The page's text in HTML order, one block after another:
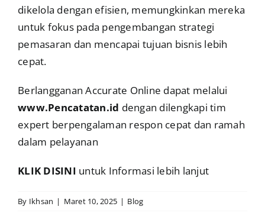
dikelola dengan efisien, memungkinkan mereka
untuk fokus pada pengembangan strategi
pemasaran dan mencapai tujuan bisnis lebih
cepat.
Berlangganan Accurate Online dapat melalui
www.Pencatatan.id dengan dilengkapi tim
expert berpengalaman respon cepat dan ramah
dalam pelayanan
KLIK DISINI untuk Informasi lebih lanjut
By Ikhsan | Maret 10, 2025 | Blog